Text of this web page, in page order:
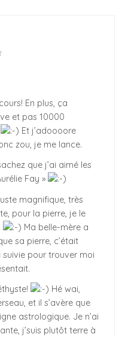
En plus, ça
et pas 10000
Et j’adoooore
zou, je me lance.
que j’ai aimé les
Fay »
magnifique, très
pour la pierre, je le
Ma belle-mère a
sa pierre, c’était
suivie pour trouver moi
Hé wai,
et il s’avère que
astrologique. Je n’ai
j’suis plutôt terre à